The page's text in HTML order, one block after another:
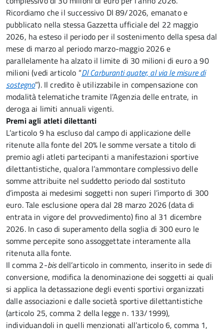
Ricordiamo che il successivo Dl 89/2026, emanato e
pubblicato nella stessa Gazzetta ufficiale del 22 maggio
2026, ha esteso il periodo per il sostenimento della spesa dal
mese di marzo al periodo marzo-maggio 2026 e
parallelamente ha alzato il limite di 30 milioni di euro a 90
milioni (vedi articolo “Dl Carburanti quater, al via le misure di
sostegno”). Il credito è utilizzabile in compensazione con
modalità telematiche tramite l’Agenzia delle entrate, in
deroga ai limiti annuali vigenti.
Premi agli atleti dilettanti
L’articolo 9 ha escluso dal campo di applicazione delle
ritenute alla fonte del 20% le somme versate a titolo di
premio agli atleti partecipanti a manifestazioni sportive
dilettantistiche, qualora l’ammontare complessivo delle
somme attribuite nel suddetto periodo dal sostituto
d’imposta ai medesimi soggetti non superi l’importo di 300
euro. Tale esclusione opera dal 28 marzo 2026 (data di
entrata in vigore del provvedimento) fino al 31 dicembre
2026. In caso di superamento della soglia di 300 euro le
somme percepite sono assoggettate interamente alla
ritenuta alla fonte.
Il comma 2-bisdell’articolo in commento, inserito in sede di
conversione, modifica la denominazione dei soggetti ai quali
si applica la detassazione degli eventi sportivi organizzati
dalle associazioni e dalle società sportive dilettantistiche
(articolo 25, comma 2 della legge n. 133/1999),
individuandoli in quelli menzionati all’articolo 6, comma 1,